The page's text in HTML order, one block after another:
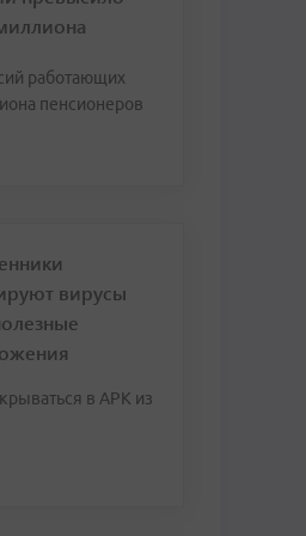
работающих
пенсионеров
вирусы
в APK из